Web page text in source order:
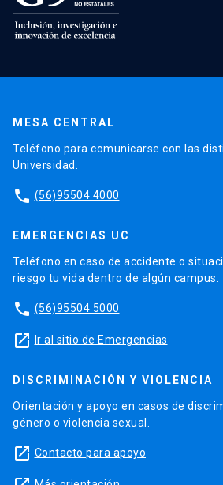
MESA CENTRAL
Teléfono para comunicarse con las
Universidad.
phone (56)95504 4000
EMERGENCIAS UC
Teléfono en caso de accidente o
riesgo tu vida dentro de algún campus.
phone (56)95504 5000
launch Ir al sitio de Emergencias
DISCRIMINACIÓN Y VIOLENCIA
Orientación y apoyo en casos de
género o violencia sexual.
launch Contacto para apoyo